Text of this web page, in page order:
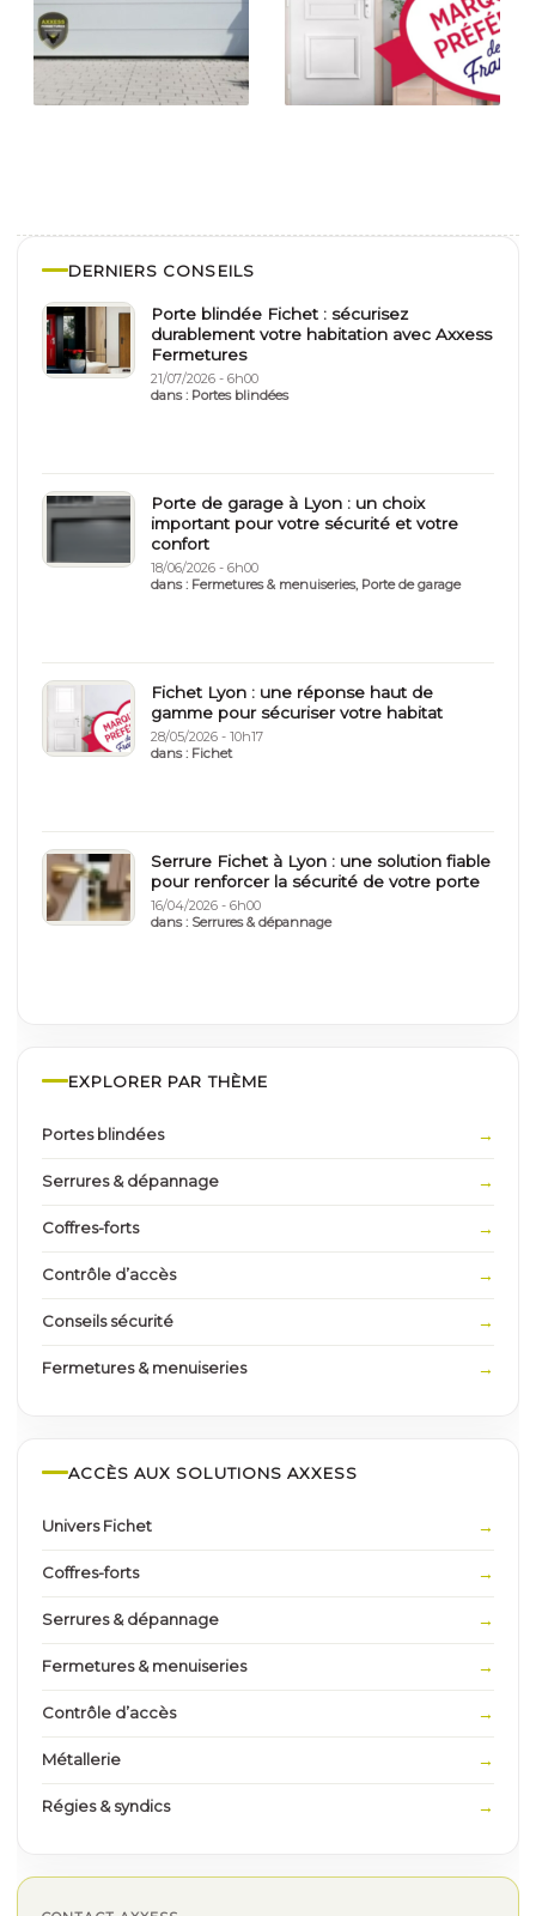
DERNIERS CONSEILS
Porte blindée Fichet : sécurisez
durablement votre habitation avec Axxess
Fermetures
21/07/2026 - 6h00
dans : Portes blindées
Porte de garage à Lyon : un choix
important pour votre sécurité et votre
confort
18/06/2026 - 6h00
dans : Fermetures & menuiseries, Porte de garage
Fichet Lyon : une réponse haut de
gamme pour sécuriser votre habitat
28/05/2026 - 10h17
dans : Fichet
Serrure Fichet à Lyon : une solution fiable
pour renforcer la sécurité de votre porte
16/04/2026 - 6h00
dans : Serrures & dépannage
EXPLORER PAR THÈME
Portes blindées
Serrures & dépannage
Coffres-forts
Contrôle d’accès
Conseils sécurité
Fermetures & menuiseries
ACCÈS AUX SOLUTIONS AXXESS
Univers Fichet
Coffres-forts
Serrures & dépannage
Fermetures & menuiseries
Contrôle d’accès
Métallerie
Régies & syndics